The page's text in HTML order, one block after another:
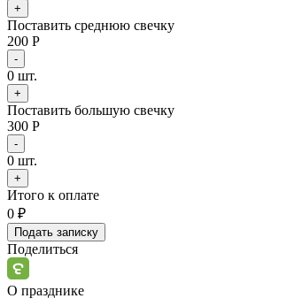
+
Поставить среднюю свечку
200 Р
-
0 шт.
+
Поставить большую свечку
300 Р
-
0 шт.
+
Итого к оплате
0 ₽
Подать записку
Поделиться
О празднике